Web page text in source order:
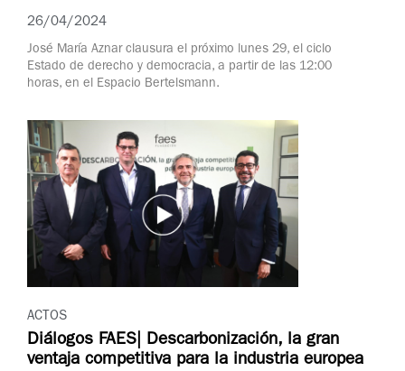
26/04/2024
José María Aznar clausura el próximo lunes 29, el ciclo
Estado de derecho y democracia, a partir de las 12:00
horas, en el Espacio Bertelsmann.
ACTOS
Diálogos FAES| Descarbonización, la gran
ventaja competitiva para la industria europea